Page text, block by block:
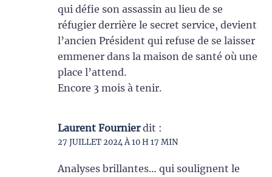
qui défie son assassin au lieu de se
réfugier derrière le secret service, devient
l’ancien Président qui refuse de se laisser
emmener dans la maison de santé où une
place l’attend.
Encore 3 mois à tenir.
Laurent Fournier dit :
27 JUILLET 2024 À 10 H 17 MIN
Analyses brillantes… qui soulignent le